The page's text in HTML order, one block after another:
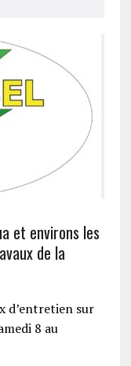
et environs les
de la
d’entretien sur
8 au